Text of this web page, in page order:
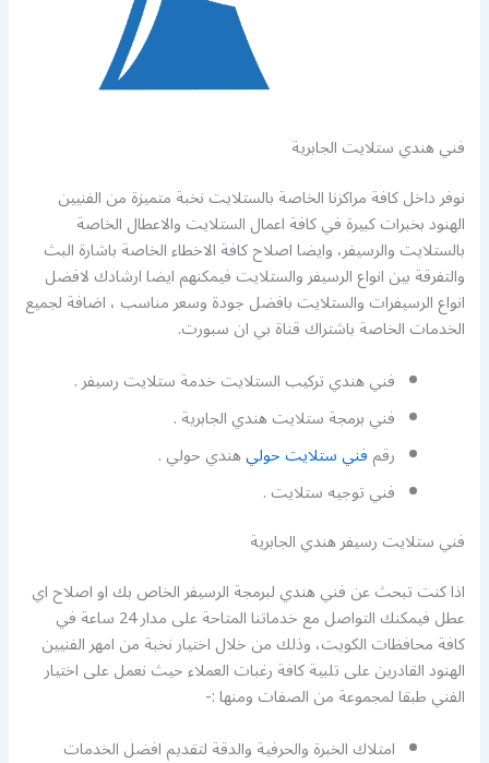
فني هندي ستلايت الجابرية
نوفر داخل كافة مراكزنا الخاصة بالستلايت نخبة متميزة من الفنيين
الهنود بخبرات كبيرة في كافة اعمال الستلايت والاعطال الخاصة
بالستلايت والرسيفر، وايضا اصلاح كافة الاخطاء الخاصة باشارة البث
والتفرقة بين انواع الرسيفر والستلايت فيمكنهم ايضا ارشادك لافضل
انواع الرسيفرات والستلايت بافضل جودة وسعر مناسب ، اضافة لجميع
الخدمات الخاصة باشتراك قناة بي ان سبورت.
فني هندي تركيب الستلايت خدمة ستلايت رسيفر .
فني برمجة ستلايت هندي الجابرية .
رقمفني ستلايت حوليهندي حولي .
فني توجيه ستلايت .
فني ستلايت رسيفر هندي الجابرية
اذا كنت تبحث عن فني هندي لبرمجة الرسيفر الخاص بك او اصلاح اي
عطل فيمكنك التواصل مع خدماتنا المتاحة على مدار 24 ساعة في
كافة محافظات الكويت، وذلك من خلال اختيار نخبة من امهر الفنيين
الهنود القادرين على تلبية كافة رغبات العملاء حيث نعمل على اختيار
الفني طبقا لمجموعة من الصفات ومنها :-
امتلاك الخبرة والحرفية والدقة لتقديم افضل الخدمات